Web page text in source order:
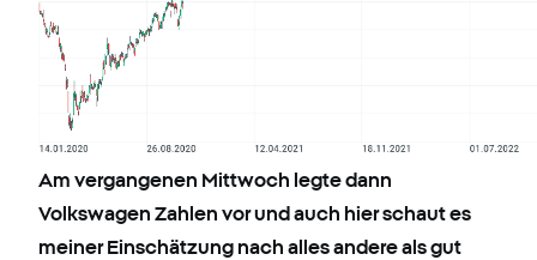
Am vergangenen Mittwoch legte dann
Volkswagen Zahlen vor und auch hier schaut es
meiner Einschätzung nach alles andere als gut